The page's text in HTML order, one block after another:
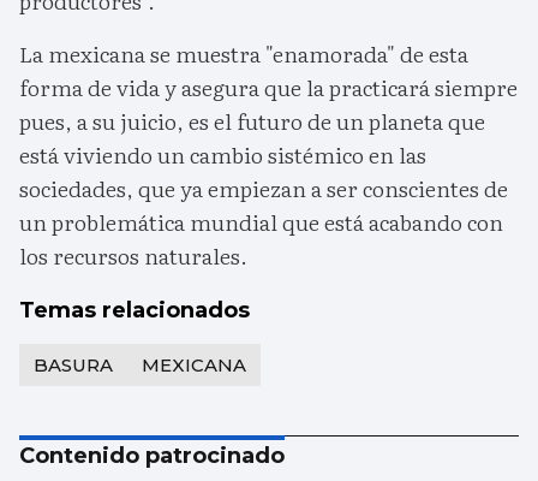
La mexicana se muestra "enamorada" de esta
forma de vida y asegura que la practicará siempre
pues, a su juicio, es el futuro de un planeta que
está viviendo un cambio sistémico en las
sociedades, que ya empiezan a ser conscientes de
un problemática mundial que está acabando con
los recursos naturales.
Temas relacionados
BASURA MEXICANA
Contenido patrocinado